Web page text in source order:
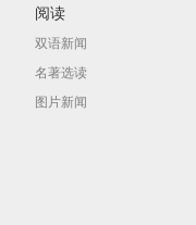
阅读
双语新闻
名著选读
图片新闻